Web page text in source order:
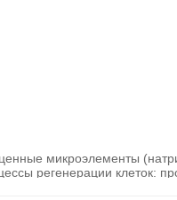
микроэлементы
регенерации клеток: